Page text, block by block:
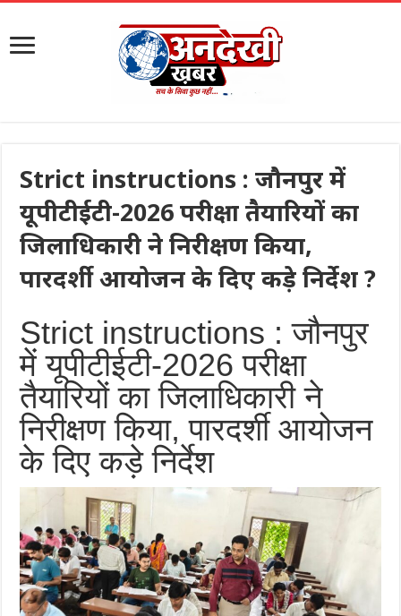
Strict instructions : जौनपुर में
यूपीटीईटी-2026 परीक्षा तैयारियों का
जिलाधिकारी ने निरीक्षण किया,
पारदर्शी आयोजन के दिए कड़े निर्देश ?
Strict instructions : जौनपुर
में यूपीटीईटी-2026 परीक्षा
तैयारियों का जिलाधिकारी ने
निरीक्षण किया, पारदर्शी आयोजन
के दिए कड़े निर्देश